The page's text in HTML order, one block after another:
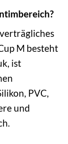
M besteht
ist
PVC,
und